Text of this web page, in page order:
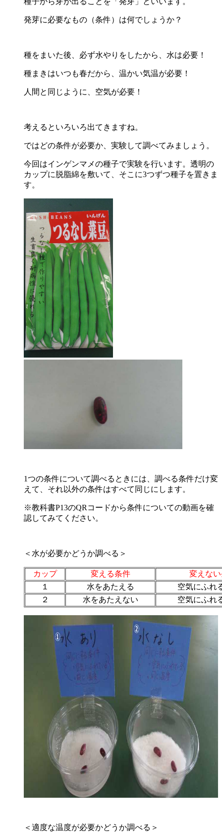
発芽に必要なもの（条件）は何でしょうか？
種をまいた後、必ず水やりをしたから、水は必要！
種まきはいつも春だから、温かい気温が必要！
人間と同じように、空気が必要！
考えるといろいろ出てきますね。
ではどの条件が必要か、実験して調べてみましょう。
今回はインゲンマメの種子で実験を行います。透明の
カップに脱脂綿を敷いて、そこに3つずつ種子を置きま
す。
1つの条件について調べるときには、調べる条件だけ変
えて、それ以外の条件はすべて同じにします。
※教科書P13のQRコードから条件についての動画を確
認してみてください。
＜水が必要かどうか調べる＞
カップ 変える条件
変えな
１
水をあたえる
空気にふ
２
水をあたえない 空気にふ
＜適度な温度が必要かどうか調べる＞